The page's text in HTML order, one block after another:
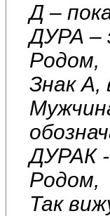
Д –
ДУРА –
Родом,
Знак А,
ДУРАК -
Родом,
Так